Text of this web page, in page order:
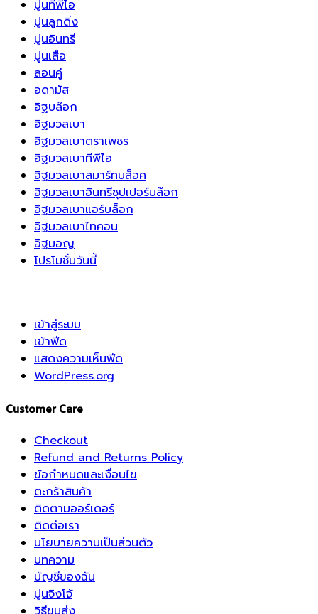
ปูนทีพีไอ
ปูนลูกดิ่ง
ปูนอินทรี
ปูนเสือ
ลอนคู่
อดามัส
อิฐบล๊อก
อิฐมวลเบา
อิฐมวลเบาตราเพชร
อิฐมวลเบาทีพีไอ
อิฐมวลเบาสมาร์ทบล็อค
อิฐมวลเบาอินทรีซุปเปอร์บล๊อก
อิฐมวลเบาแอร์บล็อก
อิฐมวลเบาไทคอน
อิฐมอญ
โปรโมชั่นวันนี้
เข้าสู่ระบบ
เข้าฟีด
แสดงความเห็นฟีด
WordPress.org
Customer Care
Checkout
Refund and Returns Policy
ข้อกำหนดและเงื่อนไข
ตะกร้าสินค้า
ติดตามออร์เดอร์
ติดต่อเรา
นโยบายความเป็นส่วนตัว
บทความ
บัญชีของฉัน
ปูนจิงโจ้